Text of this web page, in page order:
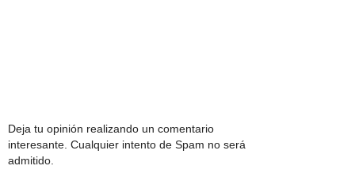
Deja tu opinión realizando un comentario
interesante. Cualquier intento de Spam no será
admitido.